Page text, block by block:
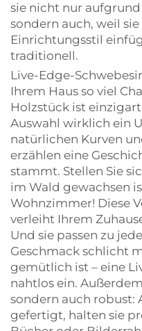
sie nicht nur
sondern auch, weil
Einrichtungsstil
traditionell.
Live-Edge-
Ihrem Haus so viel
Holzstück ist
Auswahl wirklich ein
natürlichen Kurven
erzählen eine
stammt. Stellen Sie
im Wald gewachsen
Wohnzimmer! Diese
verleiht Ihrem
Und sie passen zu
Geschmack schlicht
gemütlich ist – eine
nahtlos ein.
sondern auch robust:
gefertigt, halten sie